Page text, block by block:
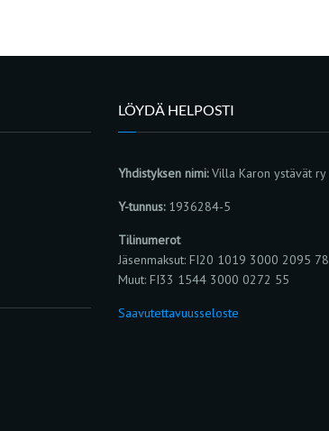
LÖYDÄ HELPOSTI
Yhdistyksen nimi:Villa Karon ystävät ry
Y-tunnus:1936284-5
Tilinumerot
Jäsenmaksut: FI20 1019 3000 2095 78
Muut: FI33 1544 3000 0272 55
Saavutettavuusseloste